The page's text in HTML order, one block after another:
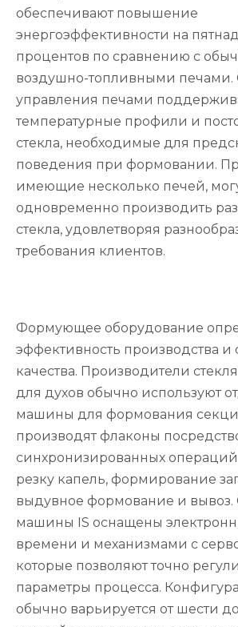
обеспечивают повышение
энергоэффективности на
процентов по сравнению с
воздушно-топливными печами.
управления печами
температурные профили и
стекла, необходимые для
поведения при формовании.
имеющие несколько печей,
одновременно производить
стекла, удовлетворяя
требования клиентов.
Формующее оборудование
эффективность производства и
качества. Производители
для духов обычно используют
машины для формования
производят флаконы
синхронизированных
резку капель, формирование
выдувное формование и
машины IS оснащены
времени и механизмами с
которые позволяют точно
параметры процесса.
обычно варьируется от шести